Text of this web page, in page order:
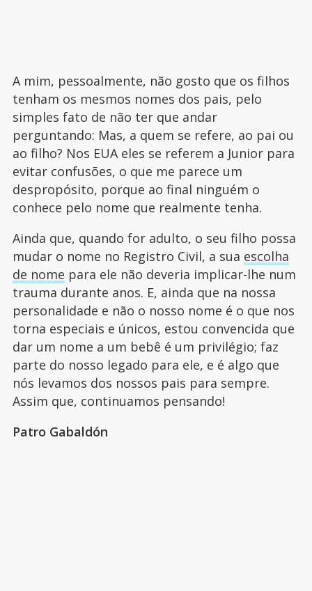
A mim, pessoalmente, não gosto que os filhos
tenham os mesmos nomes dos pais, pelo
simples fato de não ter que andar
perguntando: Mas, a quem se refere, ao pai ou
ao filho? Nos EUA eles se referem a Junior para
evitar confusões, o que me parece um
despropósito, porque ao final ninguém o
conhece pelo nome que realmente tenha.
Ainda que, quando for adulto, o seu filho possa
mudar o nome no Registro Civil, a sua escolha
de nome para ele não deveria implicar-lhe num
trauma durante anos. E, ainda que na nossa
personalidade e não o nosso nome é o que nos
torna especiais e únicos, estou convencida que
dar um nome a um bebê é um privilégio; faz
parte do nosso legado para ele, e é algo que
nós levamos dos nossos pais para sempre.
Assim que, continuamos pensando!
Patro Gabaldón